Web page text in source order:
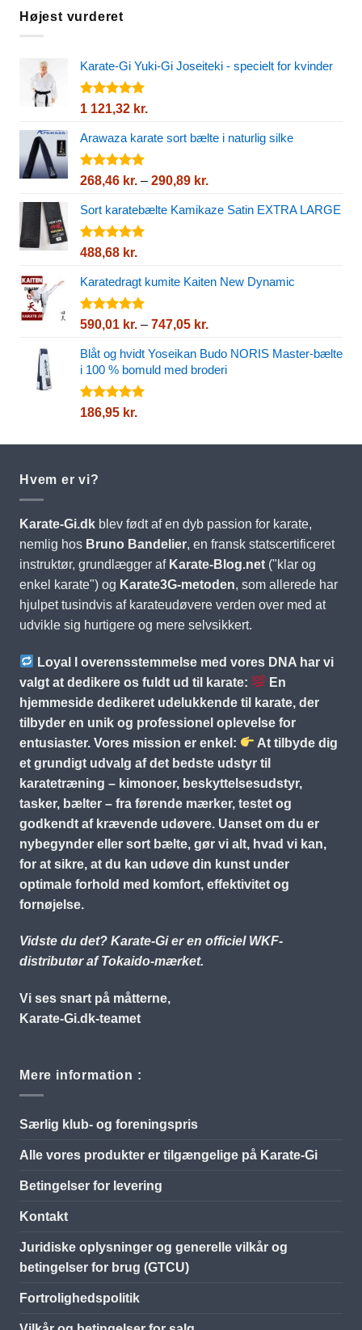
Højest vurderet
Karate-Gi Yuki-Gi Joseiteki - specielt for kvinder
Vurderet
5
1 121,32 kr.
Arawaza karate sort bælte i naturlig silke
Vurderet
5
268,46 kr. – 290,89 kr.
til
Sort karatebælte Kamikaze Satin EXTRA LARGE
Vurderet
5
488,68 kr.
Karatedragt kumite Kaiten New Dynamic
Vurderet
5
590,01 kr. – 747,05 kr.
til
747,05 kr.
Blåt og hvidt Yoseikan Budo NORIS Master-bælte
i 100 % bomuld med broderi
Vurderet
186,95 kr.
Hvem er vi?
Karate-Gi.dkblev født af en dyb passion for karate,
nemlig hos Bruno Bandelier, en fransk statscertificeret
instruktør, grundlægger af Karate-Blog.net("klar og
enkel karate") og Karate3G-metoden, som allerede har
hjulpet tusindvis af karateudøvere verden over med at
udvikle sig hurtigere og mere selvsikkert.
Loyal I overensstemmelse med vores DNA har vi
valgt at dedikere os fuldt ud til karate:
En
hjemmeside dedikeret udelukkende til karate, der
tilbyder en unik og professionel oplevelse for
entusiaster. Vores mission er enkel:
At tilbyde dig
et grundigt udvalg af det bedste udstyr til
karatetræning – kimonoer, beskyttelsesudstyr,
tasker, bælter – fra førende mærker, testet og
godkendt af krævende udøvere. Uanset om du er
nybegynder eller sort bælte, gør vi alt, hvad vi kan,
for at sikre, at du kan udøve din kunst under
optimale forhold med komfort, effektivitet og
fornøjelse.
Vidste du det? Karate-Gi er en officiel WKF-
distributør af Tokaido-mærket.
Vi ses snart på måtterne,
Karate-Gi.dk-teamet
Mere information :
Særlig klub- og foreningspris
Alle vores produkter er tilgængelige på Karate-Gi
Betingelser for levering
Kontakt
Juridiske oplysninger og generelle vilkår og
betingelser for brug (GTCU)
Fortrolighedspolitik